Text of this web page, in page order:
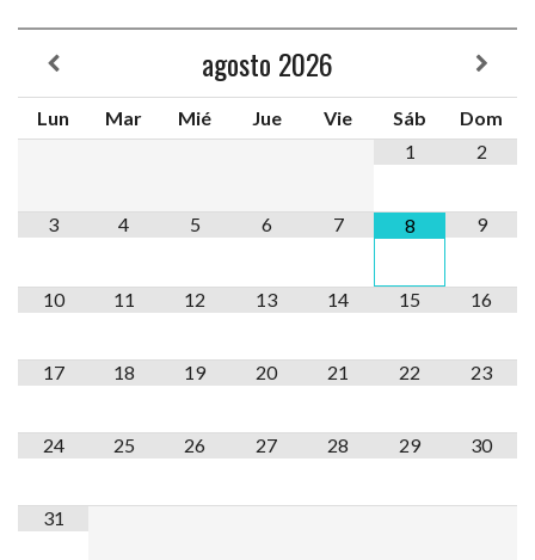
agosto 2026
Lun Mar Mié Jue Vie Sáb
Dom
1
2
3 4 5 6 7 8 9
10 11 12 13 14 15 16
17 18 19 20 21 22 23
24 25 26 27 28 29 30
31